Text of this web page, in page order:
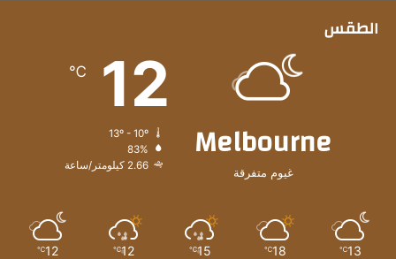
الطقس
Melbourne
غيوم متفرقة
12
℃
83%
2.66 كيلومتر/ساعة
13
℃
18
℃
15
℃
12
℃
12
℃